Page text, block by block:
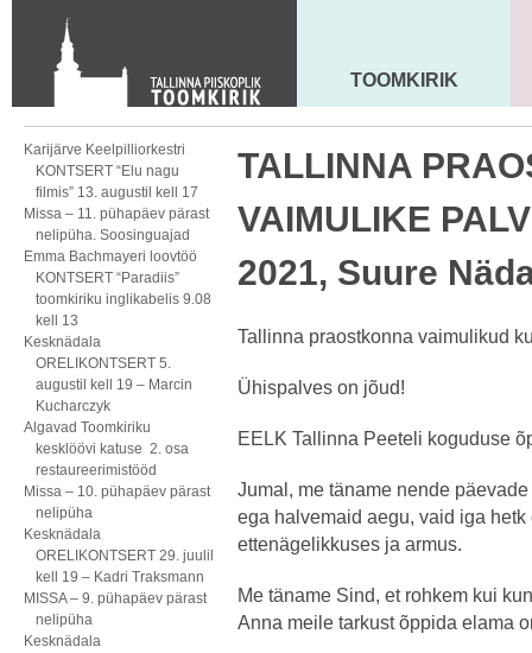
KONTAKT
Toom-Kooli 6, 10130 TALLINN
tallinna.toom@eelk.ee
MAARJA KIRIK
TOOMKIRIK
Karijärve Keelpilliorkestri
KONTSERT “Elu nagu
filmis” 13. augustil kell 17
Missa – 11. pühapäev pärast
nelipüha. Soosinguajad
Emma Bachmayeri loovtöö
KONTSERT “Paradiis”
toomkiriku inglikabelis 9.08
kell 13
Kesknädala
ORELIKONTSERT 5.
augustil kell 19 – Marcin
Kucharczyk
Algavad Toomkiriku
kesklöövi katuse 2. osa
restaureerimistööd
Missa – 10. pühapäev pärast
nelipüha
Kesknädala
ORELIKONTSERT 29. juulil
kell 19 – Kadri Traksmann
MISSA – 9. pühapäev pärast
nelipüha
Kesknädala
TALLINNA
VAIMULIKE
2021, Suure
Tallinna praostkonna vaimulikud
Ühispalves on jõud!
EELK Tallinna Peeteli koguduse
Jumal, me täname nende
ega halvemaid aegu, vaid iga
ettenägelikkuses ja armus.
Me täname Sind, et rohkem kui
Anna meile tarkust õppida elama